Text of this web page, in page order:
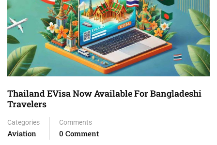
Thailand EVisa Now Available For Bangladeshi
Travelers
Categories
Aviation
Comments
0 Comment